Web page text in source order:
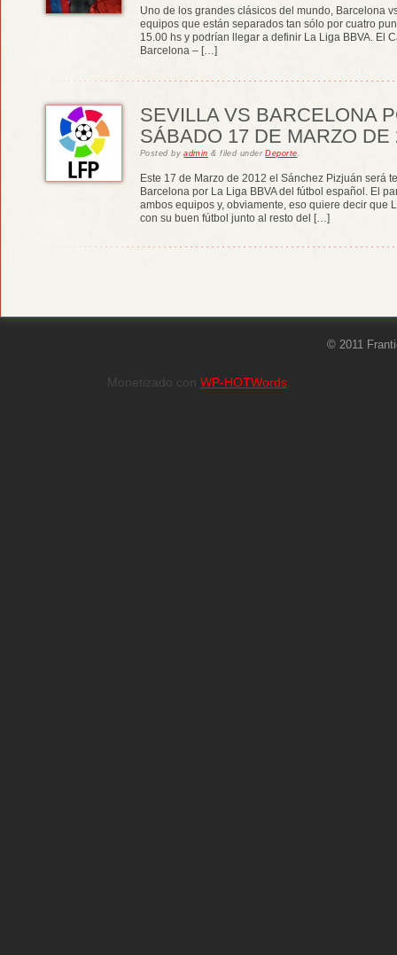
Uno de los grandes clásicos del mundo, Barcelona
equipos que están separados tan sólo por cuatro
15.00 hs y podrían llegar a definir La Liga BBVA. El
Barcelona – […]
SEVILLA VS BARCELONA
SÁBADO 17 DE MARZO DE
Postedbyadmin & filed underDeporte
Este 17 de Marzo de 2012 el Sánchez Pizjuán será
Barcelona por La Liga BBVA del fútbol español. El
ambos equipos y, obviamente, eso quiere decir que
con su buen fútbol junto al resto del […]
© 2011
Monetizado con WP-HOTWords.